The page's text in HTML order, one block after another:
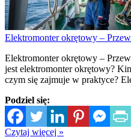
Elektromonter okrętowy –
Elektromonter okrętowy –
jest elektromonter okrętowy?
czym się zajmuje w praktyce?
Podziel się:
Czytaj więcej »